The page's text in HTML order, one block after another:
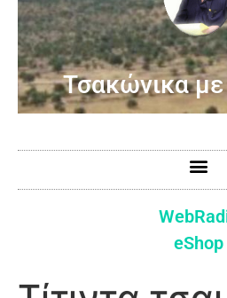
Τσακώνικα
eShop